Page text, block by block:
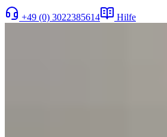
+49 (0) 3022385614 Hilfe